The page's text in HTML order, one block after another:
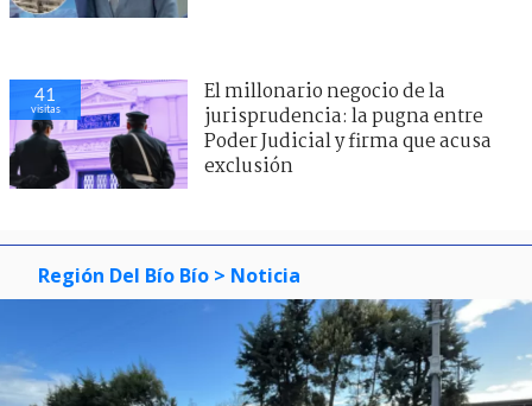
42
visitas
Contraloría acredita ocupación
ilegal de bien fiscal por parte de
delegado de Kast en Chañaral
Región Del Bío Bío > Noticia